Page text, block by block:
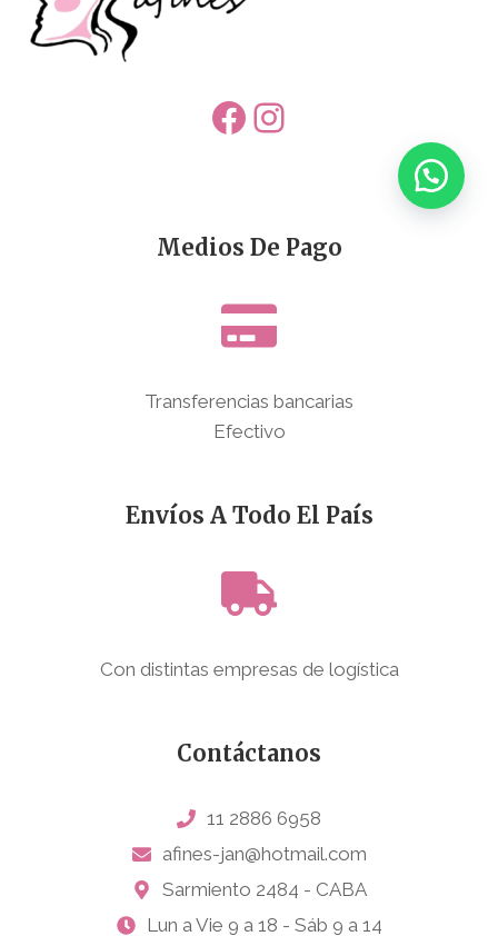
Facebook
Instagram
Medios De Pago
Transferencias bancarias
Efectivo
Envíos A Todo El País
Con distintas empresas de logística
Contáctanos
11 2886 6958
afines-jan@hotmail.com
Sarmiento 2484 - CABA
Lun a Vie 9 a 18 - Sáb 9 a 14